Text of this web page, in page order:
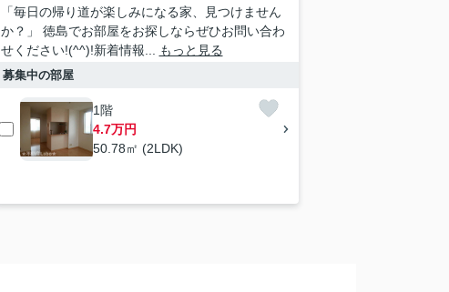
「毎日の帰り道が楽しみになる家、見つけません
か？」 徳島でお部屋をお探しならぜひお問い合わ
せください!(^^)!新着情報...
もっと見る
募集中の部屋
1階
4.7万円
50.78㎡ (2LDK)